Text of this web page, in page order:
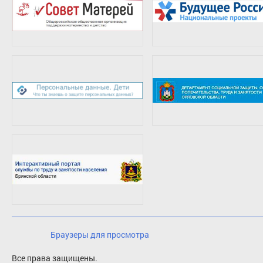
Браузеры для просмотра
Все права защищены.